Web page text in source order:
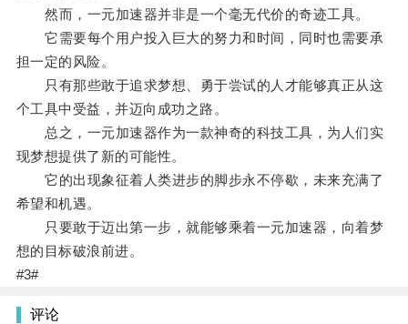
然而，一元加速器并非是一个毫无代价的奇迹工具。
它需要每个用户投入巨大的努力和时间，同时也需要承
担一定的风险。
只有那些敢于追求梦想、勇于尝试的人才能够真正从这
个工具中受益，并迈向成功之路。
总之，一元加速器作为一款神奇的科技工具，为人们实
现梦想提供了新的可能性。
它的出现象征着人类进步的脚步永不停歇，未来充满了
希望和机遇。
只要敢于迈出第一步，就能够乘着一元加速器，向着梦
想的目标破浪前进。
#3#
评论